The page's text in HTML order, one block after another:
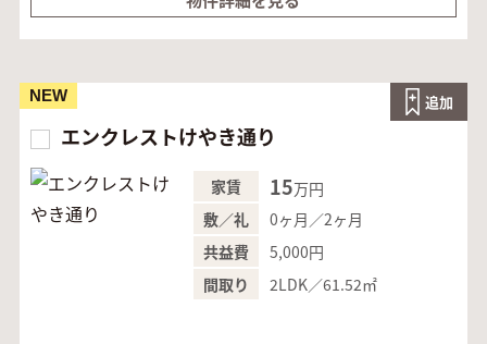
エンクレストけやき通り
NEW 追加
家賃 15万円
敷／礼
0ヶ月／2ヶ月
共益費
5,000円
間取り
2LDK／61.52㎡